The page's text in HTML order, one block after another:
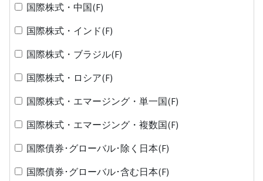
国際株式・中国(F)
国際株式・インド(F)
国際株式・ブラジル(F)
国際株式・ロシア(F)
国際株式・エマージング・単一国(F)
国際株式・エマージング・複数国(F)
国際債券･グローバル･除く日本(F)
国際債券･グローバル･含む日本(F)